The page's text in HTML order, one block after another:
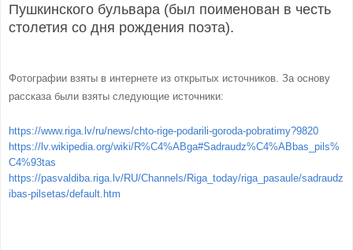
Пушкинского бульвара (был поименован в честь
столетия со дня рождения поэта).
Фотографии взяты в интернете из открытых источников. За основу
рассказа были взяты следующие источники:
https://www.riga.lv/ru/news/chto-rige-podarili-goroda-pobratimy?9820
https://lv.wikipedia.org/wiki/R%C4%ABga#Sadraudz%C4%ABbas_pils%
C4%93tas
https://pasvaldiba.riga.lv/RU/Channels/Riga_today/riga_pasaule/sadraudz
ibas-pilsetas/default.htm